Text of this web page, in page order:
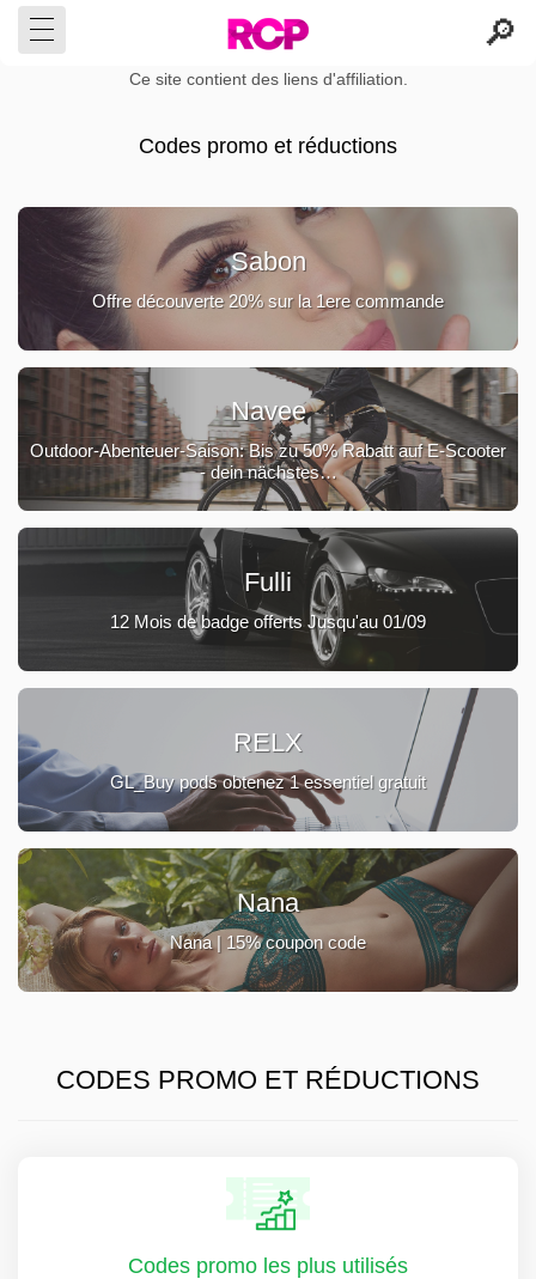
Ce site contient des liens d'affiliation.
Codes promo et réductions
Nana
Nana | 15% coupon code
RELX
GL_Buy pods obtenez 1 essentiel gratuit
Fulli
12 Mois de badge offerts Jusqu'au 01/09
Navee
Outdoor-Abenteuer-Saison: Bis zu 50% Rabatt auf E-Scooter
- dein nächstes…
Sabon
Offre découverte 20% sur la 1ere commande
CODES PROMO ET RÉDUCTIONS
Codes promo les plus utilisés